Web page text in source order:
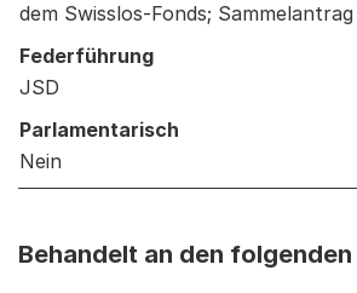
dem Swisslos-Fonds; Sammelantrag
Federführung
JSD
Parlamentarisch
Nein
Behandelt an den